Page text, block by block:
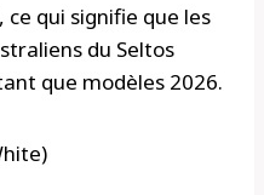
qui signifie que les
du Seltos
que modèles 2026.